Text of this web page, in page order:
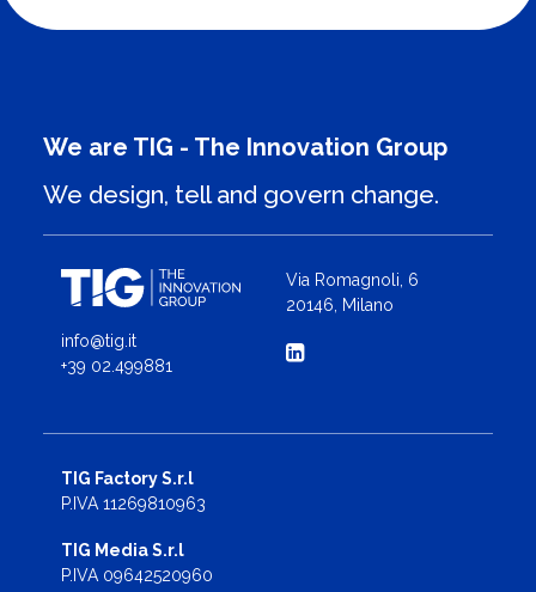
We are TIG - The Innovation Group
We design, tell and govern change.
info@tig.it
+39 02.499881
Via Romagnoli, 6
20146, Milano
TIG Factory S.r.l
P.IVA 11269810963
TIG Media S.r.l
P.IVA 09642520960